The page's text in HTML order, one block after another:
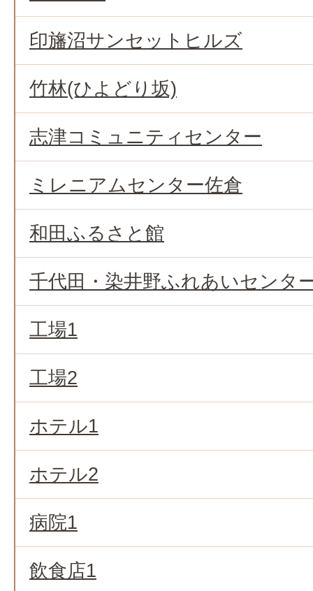
印旛沼サンセットヒルズ
竹林(ひよどり坂)
志津コミュニティセンター
ミレニアムセンター佐倉
和田ふるさと館
千代田・染井野ふれあいセンタ
工場1
工場2
ホテル1
ホテル2
病院1
飲食店1